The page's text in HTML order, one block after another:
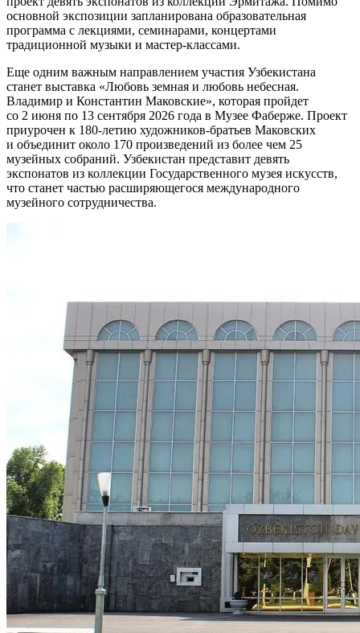
основной экспозиции запланирована образовательная
программа с лекциями, семинарами, концертами
традиционной музыки и мастер-классами.
Еще одним важным направлением участия Узбекистана
станет выставка «Любовь земная и любовь небесная.
Владимир и Константин Маковские», которая пройдет
со 2 июня по 13 сентября 2026 года в Музее Фаберже. Проект
приурочен к 180-летию художников-братьев Маковских
и объединит около 170 произведений из более чем 25
музейных собраний. Узбекистан представит девять
экспонатов из коллекции Государственного музея искусств,
что станет частью расширяющегося международного
музейного сотрудничества.